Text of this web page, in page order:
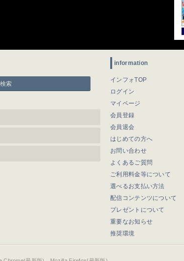
索
information
インフォTOP
ログイン
マイページ
会員登録
会員退会
はじめての方へ
お問い合わせ
よくあるご質問
ご利用料金等について
選べるお支払い方法
配信コンテンツについて
プレゼントについて
重要なお知らせ
推奨環境